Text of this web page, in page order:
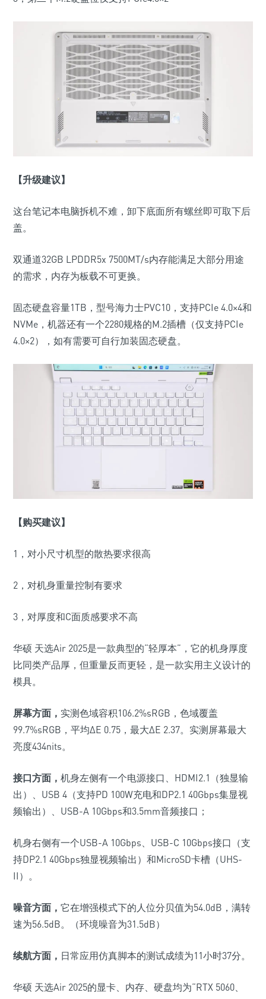
【升级建议】
这台笔记本电脑拆机不难，卸下底面所有螺丝即可取下后
盖。
双通道32GB LPDDR5x 7500MT/s内存能满足大部分用途
的需求，内存为板载不可更换。
固态硬盘容量1TB ，型号海力士PVC10 ，支持PCIe 4.0×4和
NVMe ，机器还有一个2280规格的M.2插槽 （仅支持PCIe
4.0×2） ，如有需要可自行加装固态硬盘。
【购买建议】
1 ，对小尺寸机型的散热要求很高
2 ，对机身重量控制有要求
3 ，对厚度和C面质感要求不高
华硕 天选Air 2025是一款典型的“轻厚本”，它的机身厚度
比同类产品厚，但重量反而更轻，是一款实用主义设计的
模具。
屏幕方面， 实测色域容积106.2%sRGB ，色域覆盖
99.7%sRGB ，平均ΔE 0.75 ，最大ΔE 2.37。实测屏幕最大
亮度434nits。
接口方面， 机身左侧有一个电源接口、 HDMI2.1 （独显输
出） 、 USB 4 （支持PD 100W充电和DP2.1 40Gbps集显视
频输出） 、 USB-A 10Gbps和3.5mm音频接口；
机身右侧有一个USB-A 10Gbps、 USB-C 10Gbps接口 （支
持DP2.1 40Gbps独显视频输出） 和MicroSD卡槽 （UHS-
II ） 。
噪音方面， 它在增强模式下的人位分贝值为54.0dB ，满转
速为56.5dB。 （环境噪音为31.5dB）
续航方面， 日常应用仿真脚本的测试成绩为11小时37分。
华硕 天选Air 2025的显卡、内存、硬盘均为“RTX 5060、